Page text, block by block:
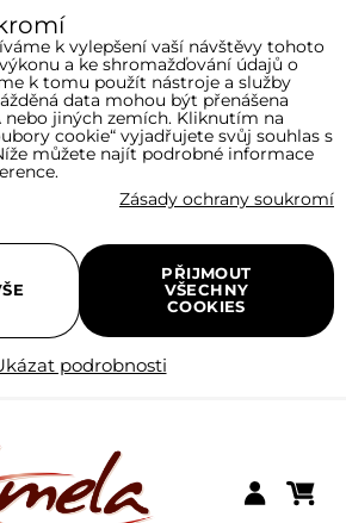
Přihlásit se
k vylepšení vaší návštěvy tohoto
a ke shromažďování údajů o
k tomu použít nástroje a služby
data mohou být přenášena
nebo jiných zemích. Kliknutím na
cookie“ vyjadřujete svůj souhlas s
můžete najít podrobné informace
Zásady ochrany soukromí
podrobnosti
PŘIJMOUT
VŠECHNY
COOKIES